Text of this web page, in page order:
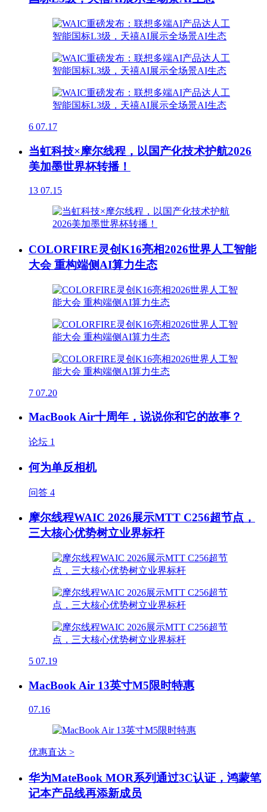
6 07.17
当虹科技×摩尔线程，以国产化技术护航2026
美加墨世界杯转播！
13 07.15
COLORFIRE灵创K16亮相2026世界人工智能
大会 重构端侧AI算力生态
7 07.20
MacBook Air十周年，说说你和它的故事？
论坛 1
何为单反相机
问答 4
摩尔线程WAIC 2026展示MTT C256超节点，
三大核心优势树立业界标杆
5 07.19
MacBook Air 13英寸M5限时特惠
07.16
优惠直达 >
华为MateBook MOR系列通过3C认证，鸿蒙笔
记本产品线再添新成员